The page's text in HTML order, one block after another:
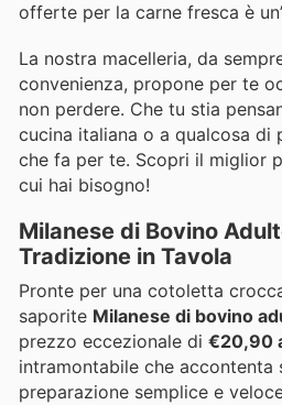
offerte per la carne fresca è
La nostra macelleria, da
convenienza, propone per te
non perdere. Che tu stia
cucina italiana o a qualcosa di
che fa per te. Scopri il miglior
cui hai bisogno!
Milanese di Bovino
Tradizione in Tavola
Pronte per una cotoletta
saporite Milanese di bovino
prezzo eccezionale di €20,90
intramontabile che accontenta
preparazione semplice e